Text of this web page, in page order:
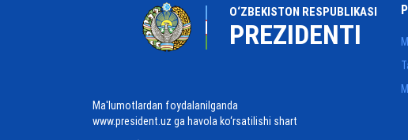
O‘ZBEKISTON RESPUBLIKASI
PREZIDENTI
Ma'lumotlardan foydalanilganda
www.president.uz ga havola ko‘rsatilishi shart